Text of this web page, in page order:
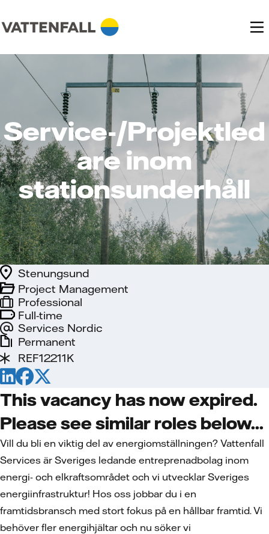
Service-/Projektled
are inom
stationsunderhåll
Full-time
Services Nordic
Project Management
Stenungsund
Professional
Permanent
REF12211K
This vacancy has now expired.
Please see similar roles below...
Vill du bli en viktig del av energiomställningen? Vattenfall
Services är Sveriges ledande entreprenadbolag inom
energi- och elkraftsområdet och vi utvecklar Sveriges
energiinfrastruktur! Hos oss jobbar du i en
framtidsbransch med stort fokus på en hållbar framtid. Vi
behöver fler energihjältar och nu söker vi